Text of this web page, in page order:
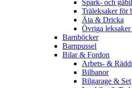
Spark- och
Träleksaker för
Äta & Dricka
Övriga
Barnböcker
Barnpussel
Bilar & Fordon
Arbets- &
Bilbanor
Bilgarage & Set